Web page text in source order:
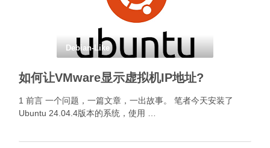
Debian-Like
如何让VMware显示虚拟机IP地址?
1 前言 一个问题，一篇文章，一出故事。 笔者今天安装了
Ubuntu 24.04.4版本的系统，使用 …